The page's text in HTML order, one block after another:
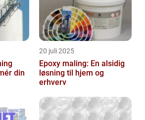
din
20 juli 2025
Epoxy maling: En alsidig
løsning til hjem og
erhverv